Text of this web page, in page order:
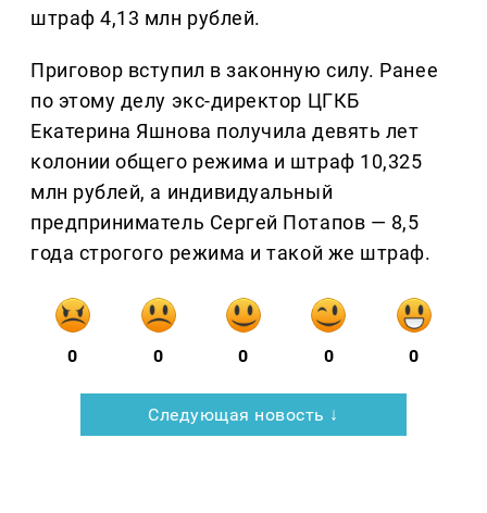
штраф 4,13 млн рублей.
Приговор вступил в законную силу. Ранее
по этому делу экс-директор ЦГКБ
Екатерина Яшнова получила девять лет
колонии общего режима и штраф 10,325
млн рублей, а индивидуальный
предприниматель Сергей Потапов — 8,5
года строгого режима и такой же штраф.
0 0 0 0 0
Следующая новость ↓